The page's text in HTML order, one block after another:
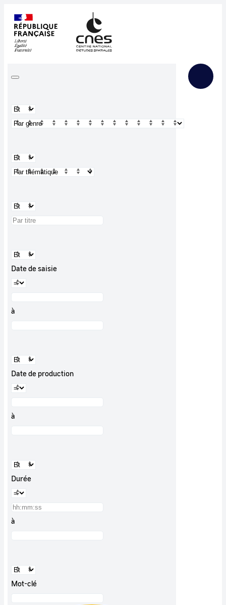
Date de saisie
à
Date de production
à
Durée
à
Mot-clé